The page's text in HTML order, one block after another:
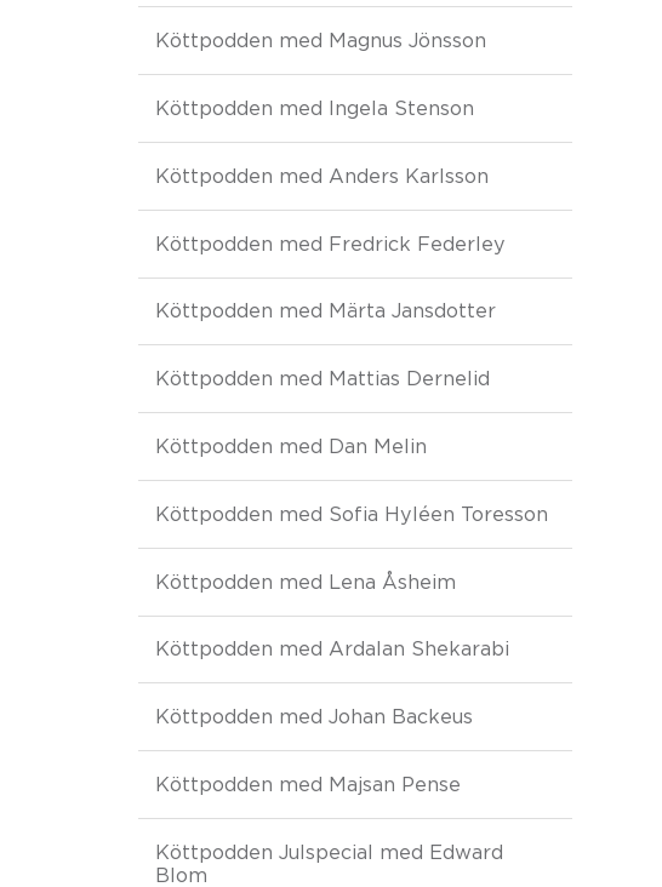
Köttpodden med Magnus Jönsson
Köttpodden med Ingela Stenson
Köttpodden med Anders Karlsson
Köttpodden med Fredrick Federley
Köttpodden med Märta Jansdotter
Köttpodden med Mattias Dernelid
Köttpodden med Dan Melin
Köttpodden med Sofia Hyléen Toresson
Köttpodden med Lena Åsheim
Köttpodden med Ardalan Shekarabi
Köttpodden med Johan Backeus
Köttpodden med Majsan Pense
Köttpodden Julspecial med Edward
Blom